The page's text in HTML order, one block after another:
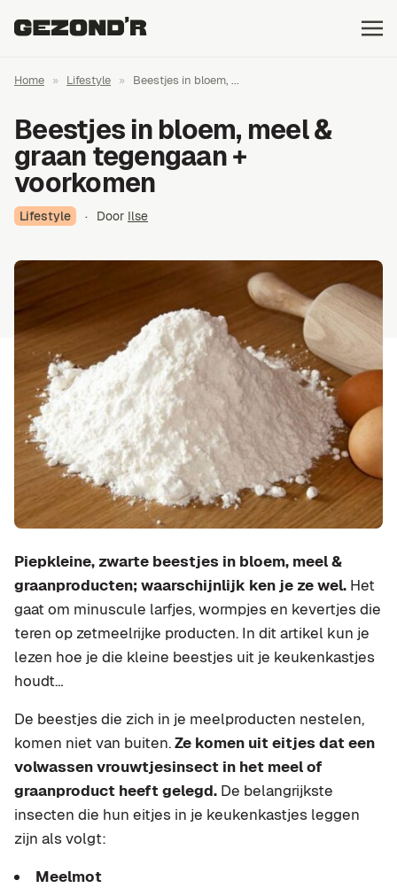
Home » Lifestyle » Beestjes in bloem, ...
Beestjes in bloem, meel &
graan tegengaan +
voorkomen
Lifestyle · Door Ilse
Piepkleine, zwarte beestjes in bloem, meel &
graanproducten; waarschijnlijk ken je ze wel. Het
gaat om minuscule larfjes, wormpjes en kevertjes die
teren op zetmeelrijke producten. In dit artikel kun je
lezen hoe je die kleine beestjes uit je keukenkastjes
houdt…
De beestjes die zich in je meelproducten nestelen,
komen niet van buiten.Ze komen uit eitjes dat een
volwassen vrouwtjesinsect in het meel of
graanproduct heeft gelegd. De belangrijkste
insecten die hun eitjes in je keukenkastjes leggen
zijn als volgt:
Meelmot